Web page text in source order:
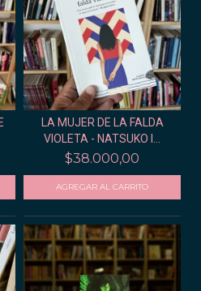
LA MUJER DE LA FALDA
VIOLETA - NATSUKO I...
$38.000,00